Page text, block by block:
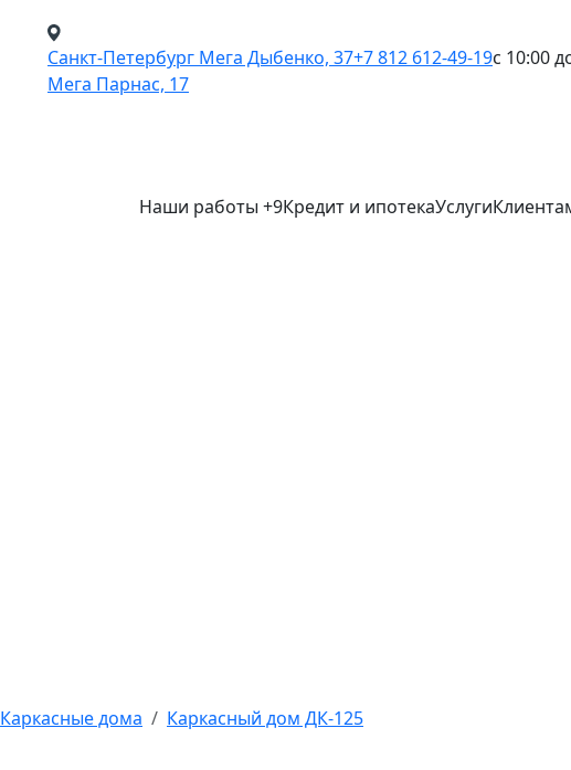
Санкт-Петербург Мега Дыбенко, 37
Мега Парнас, 17
+7 812 612-49-19с 10:00
Наши работы +9Кредит и ипотекаУслуги
Каркасные дома Каркасный дом ДК-125